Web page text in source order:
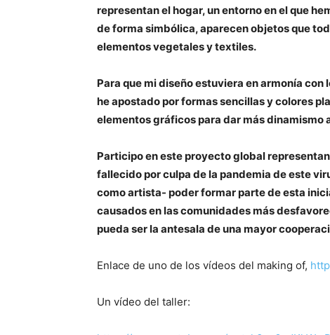
representan el hogar, un entorno en el que
de forma simbólica, aparecen objetos que
elementos vegetales y textiles.
Para que mi diseño estuviera en armonía
he apostado por formas sencillas y colores
elementos gráficos para dar más dinamismo
Participo en este proyecto global
fallecido por culpa de la pandemia de este
como artista- poder formar parte de esta
causados en las comunidades más
pueda ser la antesala de una mayor
Enlace de uno de los vídeos del making of,
Un vídeo del taller: